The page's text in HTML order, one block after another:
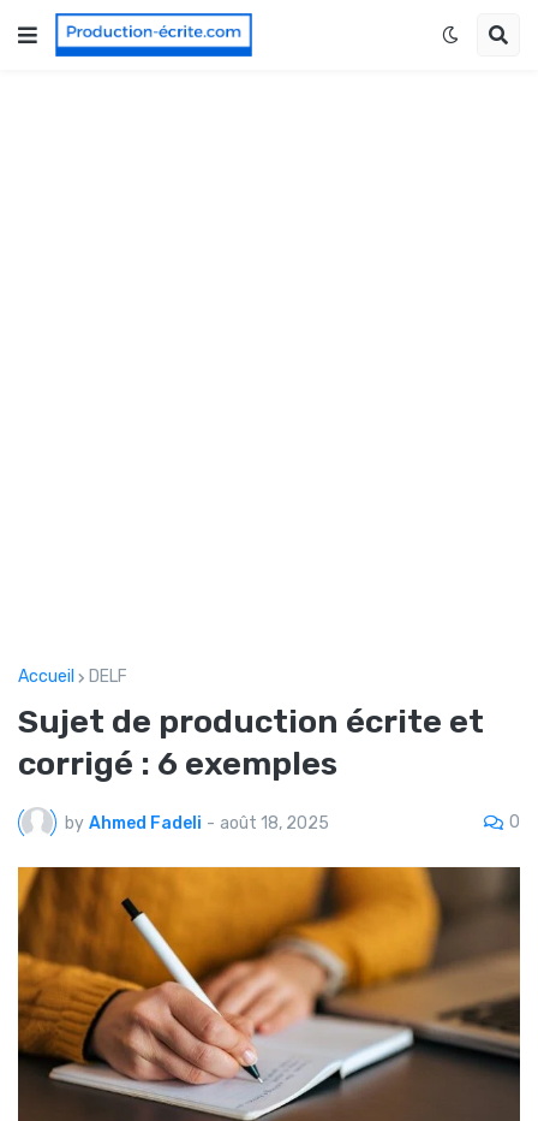
Accueil DELF
Sujet de production écrite et
corrigé : 6 exemples
by Ahmed Fadeli - août 18, 2025 0